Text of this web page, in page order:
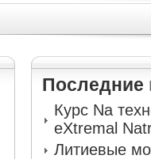
Последние
Курс Na
eXtremal
Литиевые